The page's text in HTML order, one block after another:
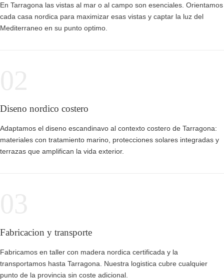
En Tarragona las vistas al mar o al campo son esenciales. Orientamos
cada casa nordica para maximizar esas vistas y captar la luz del
Mediterraneo en su punto optimo.
Diseno nordico costero
Adaptamos el diseno escandinavo al contexto costero de Tarragona:
materiales con tratamiento marino, protecciones solares integradas y
terrazas que amplifican la vida exterior.
Fabricacion y transporte
Fabricamos en taller con madera nordica certificada y la
transportamos hasta Tarragona. Nuestra logistica cubre cualquier
punto de la provincia sin coste adicional.